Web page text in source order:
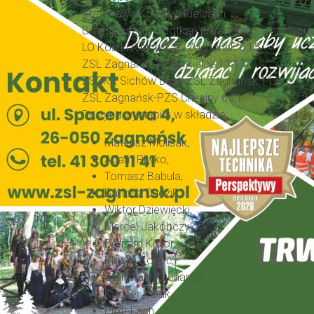
Stanisława Kostki w Kielcach.
Bilans naszych spotkań prezentuje się
LO Kostki Kielce-ZSL Zagnańsk 6:15
ZSL Zagnańsk-IV LO Kielce 11:11
ZSCKR Sichów Duży-ZSL Zagnańsk 11:8
ZSL Zagnańsk-PZS Chęciny 6:11
Drużyna wystąpiła w składzie:
Mateusz Molisak,
Adam Piwko,
Tomasz Babula,
Bartosz Dudzik,
Wiktor Dziewięcki,
Marcel Jakóbczyk,
Bernard Kicior,
Maciej Kopeć,
Stanisław Kucharski,
Kacper Kułak,
Piotr Lach,